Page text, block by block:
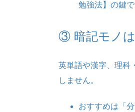
勉強法】の鍵で
③ 暗記モノ
英単語や漢字、理科
しません。
おすすめは「